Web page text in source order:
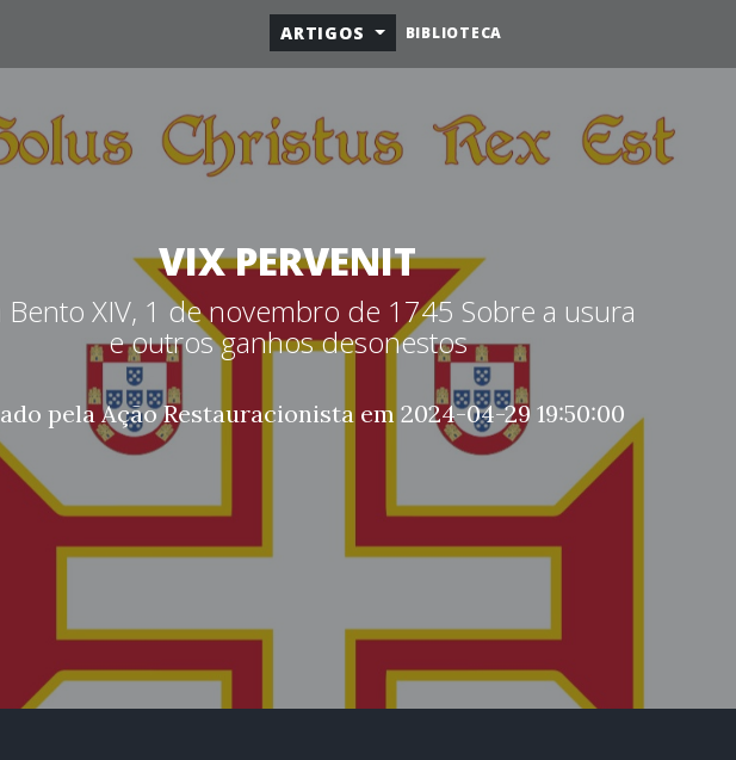
ARTIGOS BIBLIOTECA
VIX PERVENIT
Bento XIV, 1 de novembro de 1745 Sobre a usura
e outros ganhos desonestos
pela Ação Restauracionista em 2024-04-29 19:50:00